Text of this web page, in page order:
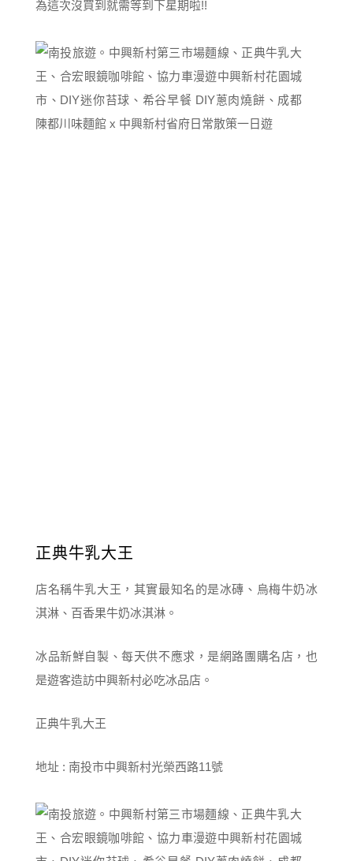
為這次沒買到就需等到下星期啦!!
正典牛乳大王
店名稱牛乳大王，其實最知名的是冰磚、烏梅牛奶冰
淇淋、百香果牛奶冰淇淋。
冰品新鮮自製、每天供不應求，是網路團購名店，也
是遊客造訪中興新村必吃冰品店。
正典牛乳大王
地址 : 南投市中興新村光榮西路11號